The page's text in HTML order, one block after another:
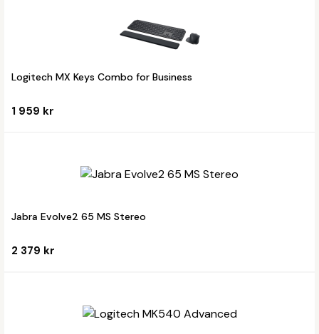
Logitech MX Keys Combo for Business
1 959 kr
Jabra Evolve2 65 MS Stereo
2 379 kr